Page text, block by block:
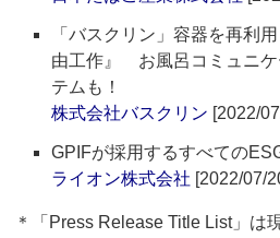
「バスクリン」容器を再利
由工作』 お風呂コミュニケ
テムも！
株式会社バスクリン [2022/
GPIFが採用するすべての
ライオン株式会社 [2022/07/
＊「Press Release Title List」は